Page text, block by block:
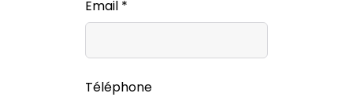
Email *
Téléphone